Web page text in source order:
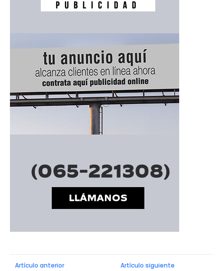
Artículo anterior Artículo siguiente